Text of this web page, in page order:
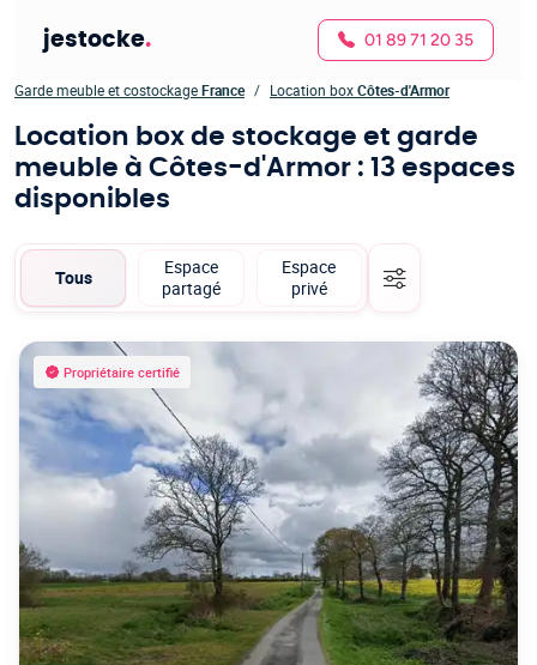
jestocke. 01 89 71 20 35
Garde meuble et costockageFrance Location boxCôtes-d'Armor
Location box de stockage et garde
meuble à Côtes-d'Armor : 13 espaces
disponibles
Tous
Espace
partagé
Espace
privé
Propriétaire certifié